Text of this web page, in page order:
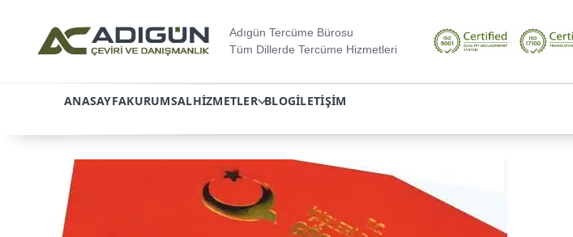
Adıgün Tercüme Bürosu
Tüm Dillerde Tercüme Hizmetleri
ANASAYFAKURUMSALHIZMETLER BLOGİLETIŞIM